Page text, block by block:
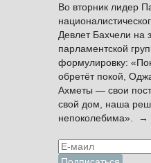
Во вторник лидер
Девлет Бахчели на
парламентской
формулировку:
обретёт покой,
Ахметы — свои
свой дом, наша
непоколебима». →